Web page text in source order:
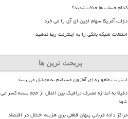
کدام حساب ها حذف شدند؟
دولت آمریکا سهام اوپن ای آی را می خرد
اختلالات شبکه بانکی را به اینترنت ربط ندهید
پربحث ترین ها
اینترنت ماهواره ای آمازون مستقیم به موبایل می رسد
دقیقا به اندازه مصرف ترافیک بین الملل از حجم بسته کسر می
شود
مراکز داده قربانی پنهان قطعی برق هزینه اختلال در اقتصاد